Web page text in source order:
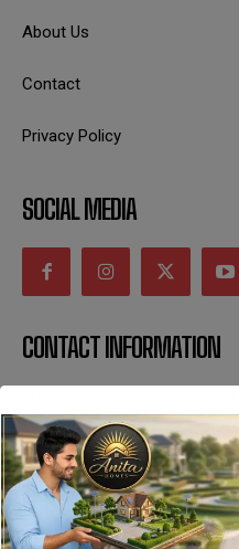
About Us
Contact
Privacy Policy
SOCIAL MEDIA
CONTACT INFORMATION